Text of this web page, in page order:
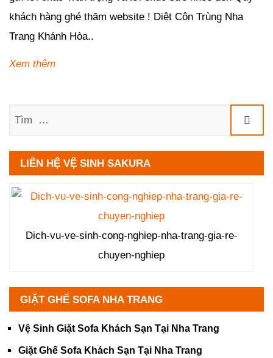
khách hàng ghé thăm website ! Diệt Côn Trùng Nha
Trang Khánh Hòa..
Xem thêm
LIÊN HỆ VỆ SINH SAKURA
Dich-vu-ve-sinh-cong-nghiep-nha-trang-gia-re-
chuyen-nghiep
GIẶT GHẾ SOFA NHA TRANG
Vệ Sinh Giặt Sofa Khách Sạn Tại Nha Trang
Giặt Ghế Sofa Khách Sạn Tại Nha Trang